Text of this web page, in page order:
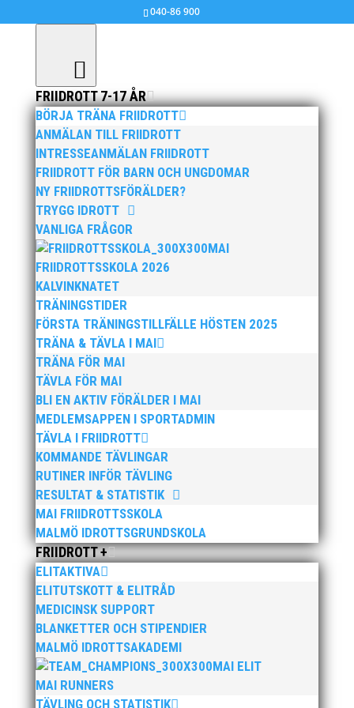
040-86 900
FRIIDROTT 7-17 ÅR
BÖRJA TRÄNA FRIIDROTT
ANMÄLAN TILL FRIIDROTT
INTRESSEANMÄLAN FRIIDROTT
FRIIDROTT FÖR BARN OCH UNGDOMAR
NY FRIIDROTTSFÖRÄLDER?
TRYGG IDROTT
VANLIGA FRÅGOR
MAI
FRIIDROTTSSKOLA 2026
KALVINKNATET
TRÄNINGSTIDER
FÖRSTA TRÄNINGSTILLFÄLLE HÖSTEN 2025
TRÄNA & TÄVLA I MAI
TRÄNA FÖR MAI
TÄVLA FÖR MAI
BLI EN AKTIV FÖRÄLDER I MAI
MEDLEMSAPPEN I SPORTADMIN
TÄVLA I FRIIDROTT
KOMMANDE TÄVLINGAR
RUTINER INFÖR TÄVLING
RESULTAT & STATISTIK
MAI FRIIDROTTSSKOLA
MALMÖ IDROTTSGRUNDSKOLA
FRIIDROTT +
ELITAKTIVA
ELITUTSKOTT & ELITRÅD
MEDICINSK SUPPORT
BLANKETTER OCH STIPENDIER
MALMÖ IDROTTSAKADEMI
MAI ELIT
MAI RUNNERS
TÄVLING OCH STATISTIK
Resultat, Veteran-DM Kula, Slägga, samt
en icke-DM-tävling i diskus 2018-06-06
jun 10, 2018|MAI MASTERS
VDM 2018-06-06 Kula och Slägga + Diskus
Publicerat tidigare
Nu kan du se när första och sista träningstillfälle för
Hösten 2024. Klicka här!
Malmöloppet gick av stapeln i lördags i ett riktigt
ruskväder. Fast det bromsade inte vår löpargrupp
som verkligen visade framfötterna.